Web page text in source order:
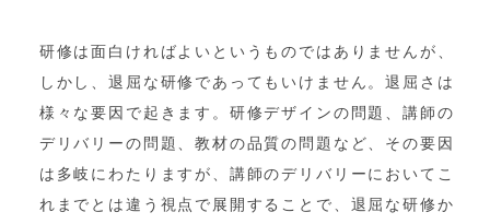
研修は面白ければよいというものではありませんが、
しかし、退屈な研修であってもいけません。退屈さは
様々な要因で起きます。研修デザインの問題、講師の
デリバリーの問題、教材の品質の問題など、その要因
は多岐にわたりますが、講師のデリバリーにおいてこ
れまでとは違う視点で展開することで、退屈な研修か